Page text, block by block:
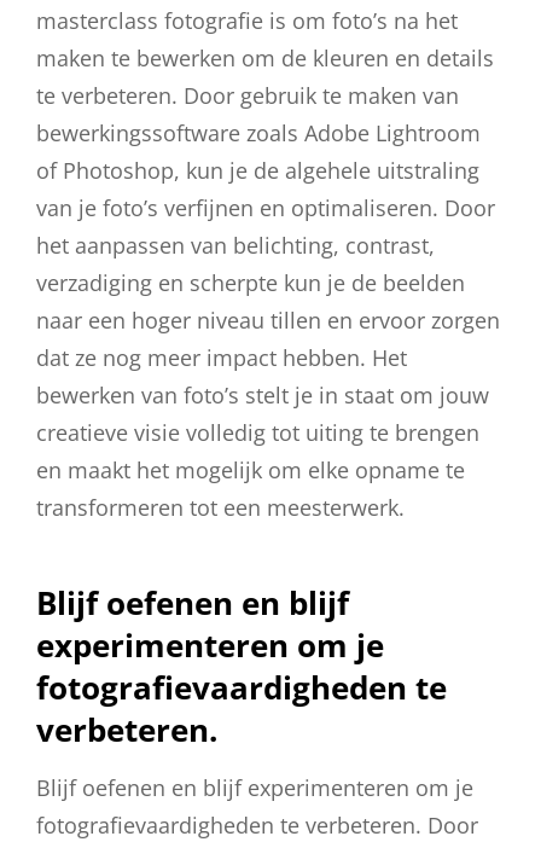
masterclass fotografie is om foto’s na het
maken te bewerken om de kleuren en details
te verbeteren. Door gebruik te maken van
bewerkingssoftware zoals Adobe Lightroom
of Photoshop, kun je de algehele uitstraling
van je foto’s verfijnen en optimaliseren. Door
het aanpassen van belichting, contrast,
verzadiging en scherpte kun je de beelden
naar een hoger niveau tillen en ervoor zorgen
dat ze nog meer impact hebben. Het
bewerken van foto’s stelt je in staat om jouw
creatieve visie volledig tot uiting te brengen
en maakt het mogelijk om elke opname te
transformeren tot een meesterwerk.
Blijf oefenen en blijf
experimenteren om je
fotografievaardigheden te
verbeteren.
Blijf oefenen en blijf experimenteren om je
fotografievaardigheden te verbeteren. Door